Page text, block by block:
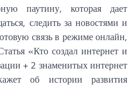
паутину, которая дает
следить за новостями и
связь в режиме онлайн,
«Кто создал интернет и
+ 2 знаменитых интернет
об истории развития